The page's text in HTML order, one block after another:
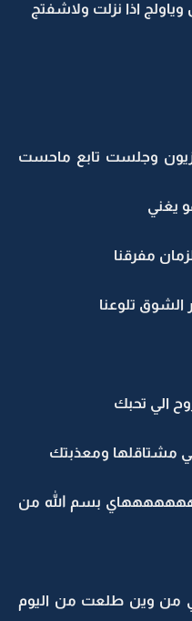
اذا نزلت ولاشفتج
وجلست تابع ماحست
يغني
مفرقنا
الشوق تلوعنا
الي تحبك
مشتاقلها ومعذبتك
بسم الله من
من وين طلعت من اليوم